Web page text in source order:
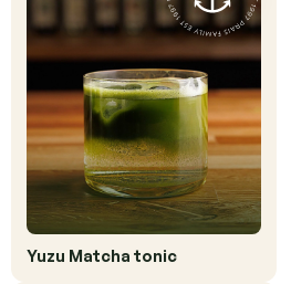
Yuzu Matcha tonic